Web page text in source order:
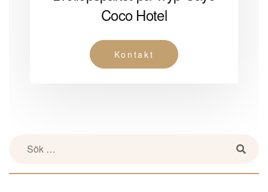
Coco Hotel
Kontakt